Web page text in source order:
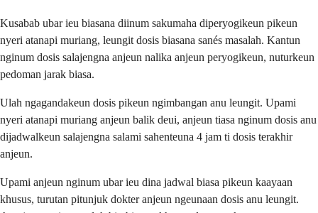
Kusabab ubar ieu biasana diinum sakumaha diperyogikeun pikeun
nyeri atanapi muriang, leungit dosis biasana sanés masalah. Kantun
nginum dosis salajengna anjeun nalika anjeun peryogikeun, nuturkeun
pedoman jarak biasa.
Ulah ngagandakeun dosis pikeun ngimbangan anu leungit. Upami
nyeri atanapi muriang anjeun balik deui, anjeun tiasa nginum dosis anu
dijadwalkeun salajengna salami sahenteuna 4 jam ti dosis terakhir
anjeun.
Upami anjeun nginum ubar ieu dina jadwal biasa pikeun kaayaan
khusus, turutan pitunjuk dokter anjeun ngeunaan dosis anu leungit.